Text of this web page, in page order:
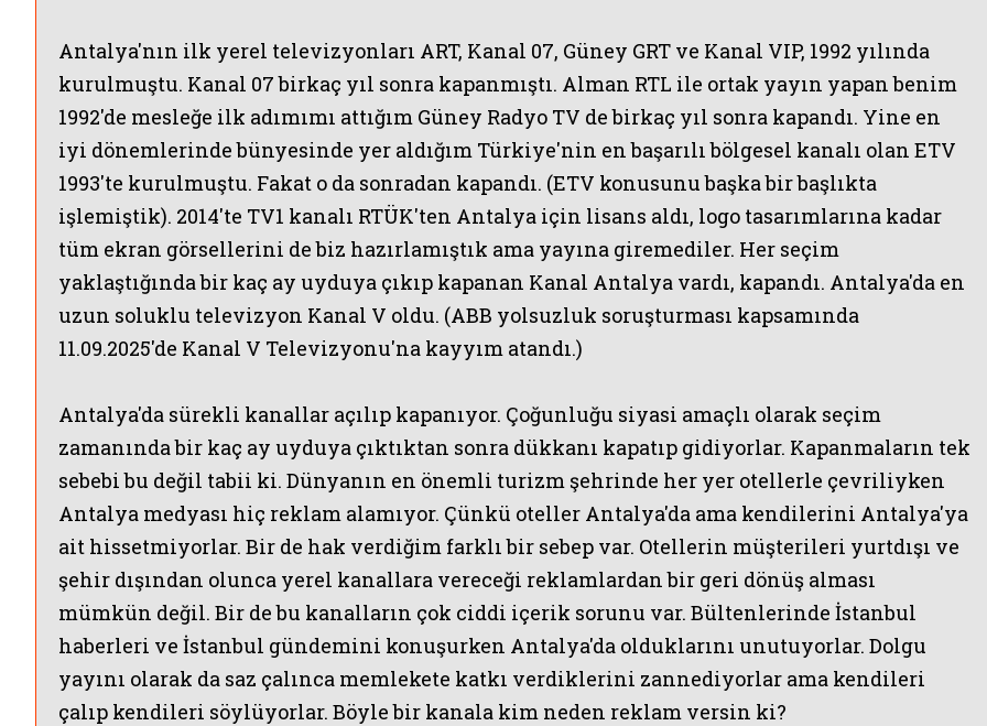
Antalya'nın ilk yerel televizyonları ART, Kanal 07, Güney GRT ve Kanal VIP, 1992 yılında
kurulmuştu. Kanal 07birkaç yıl sonra kapanmıştı. Alman RTL ile ortak yayın yapan benim
1992'de mesleğe ilk adımımı attığım Güney Radyo TV de birkaç yıl sonra kapandı. Yine en
iyi dönemlerinde bünyesinde yer aldığım Türkiye'nin en başarılı bölgesel kanalı olan ETV
1993'te kurulmuştu. Fakat o da sonradan kapandı. (ETV konusunu başka bir başlıkta
işlemiştik). 2014'te TV1 kanalı RTÜK'ten Antalya için lisans aldı, logo tasarımlarına kadar
tüm ekran görsellerini de biz hazırlamıştık ama yayına giremediler. Her seçim
yaklaştığında bir kaç ay uyduya çıkıp kapanan Kanal Antalya vardı, kapandı. Antalya'da en
uzun soluklu televizyon Kanal V oldu. (ABB yolsuzluk soruşturması kapsamında
11.09.2025'de Kanal V Televizyonu'na kayyım atandı.)
Antalya'da sürekli kanallar açılıp kapanıyor. Çoğunluğu siyasi amaçlı olarak seçim
zamanında bir kaç ay uyduya çıktıktan sonra dükkanı kapatıp gidiyorlar. Kapanmaların tek
sebebi bu değil tabii ki. Dünyanın en önemli turizm şehrinde her yer otellerle çevriliyken
Antalya medyası hiç reklam alamıyor. Çünkü oteller Antalya'da ama kendilerini Antalya'ya
ait hissetmiyorlar. Bir de hak verdiğim farklı bir sebep var. Otellerin müşterileri yurtdışı ve
şehir dışından olunca yerel kanallara vereceği reklamlardan bir geri dönüş alması
mümkün değil. Bir de bu kanalların çok ciddi içerik sorunu var. Bültenlerinde İstanbul
haberleri ve İstanbul gündemini konuşurken Antalya'da olduklarını unutuyorlar. Dolgu
yayını olarak da saz çalınca memlekete katkı verdiklerini zannediyorlar ama kendileri
çalıp kendileri söylüyorlar. Böyle bir kanala kim neden reklam versin ki?